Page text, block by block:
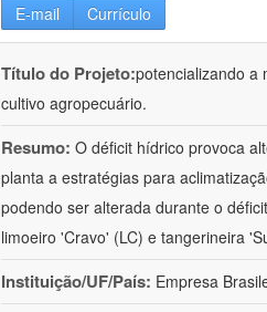
E-mail Currículo
Título do Projeto:potencializando a
cultivo agropecuário.
Resumo: O déficit hídrico provoca
planta a estratégias para
podendo ser alterada durante o
limoeiro 'Cravo' (LC) e tangerineira
Instituição/UF/País: Empresa